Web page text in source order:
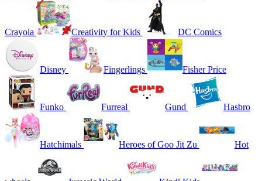
Crayola Creativity for Kids DC Comics
Disney Fingerlings Fisher Price
Funko Furreal Gund Hasbro
Hatchimals Heroes of Goo Jit Zu Hot